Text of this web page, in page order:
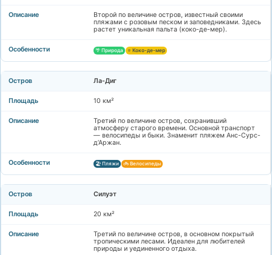
Второй по величине остров, известный своими
пляжами с розовым песком и заповедниками. Здесь
растет уникальная пальта (коко-де-мер).
🌴 Природа ⭐ Коко-де-мер
Ла-Диг
10 км²
Третий по величине остров, сохранивший
атмосферу старого времени. Основной транспорт
— велосипеды и быки. Знаменит пляжем Анс-Сурс-
д’Аржан.
🏖️ Пляжи 🚲 Велосипеды
Силуэт
20 км²
Третий по величине остров, в основном покрытый
тропическими лесами. Идеален для любителей
природы и уединенного отдыха.